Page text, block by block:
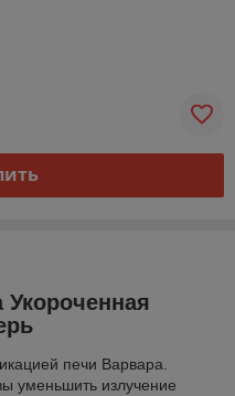
печи Варвара.
уменьшить излучение